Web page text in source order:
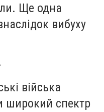
Ще одна
вибуху
війська
широкий спектр